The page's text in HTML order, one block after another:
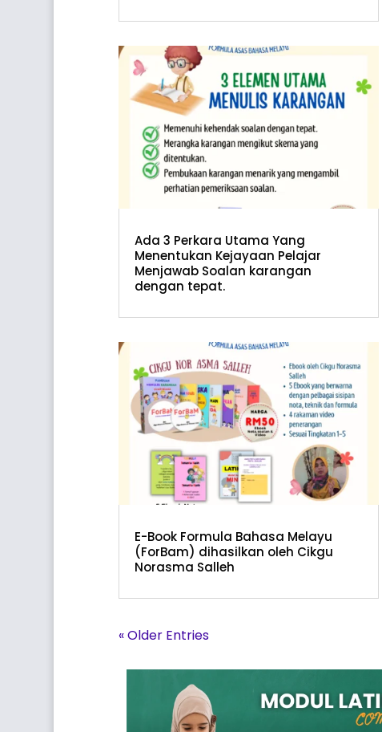
Ada 3 Perkara Utama Yang
Menentukan Kejayaan Pelajar
Menjawab Soalan karangan
dengan tepat.
E-Book Formula Bahasa Melayu
(ForBam) dihasilkan oleh Cikgu
Norasma Salleh
« Older Entries